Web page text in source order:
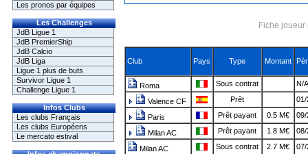
Les pronos par équipes
Les Challenges
JdB Ligue 1
JdB PremierShip
JdB Calcio
JdB Liga
Ligue 1 plus de buts
Survivor Ligue 1
Challenge Ligue 1
Infos Clubs
Les clubs Français
Les clubs Européens
Le mercato estival
Fiche
Club Pays Type Montant
Roma Sous contrat N/
Valence CF Prêt 01/
Paris Prêt payant 0.5 M€ 09/
Milan AC Prêt payant 1.8 M€ 08/
Milan AC Sous contrat 2.7 M€ 07/